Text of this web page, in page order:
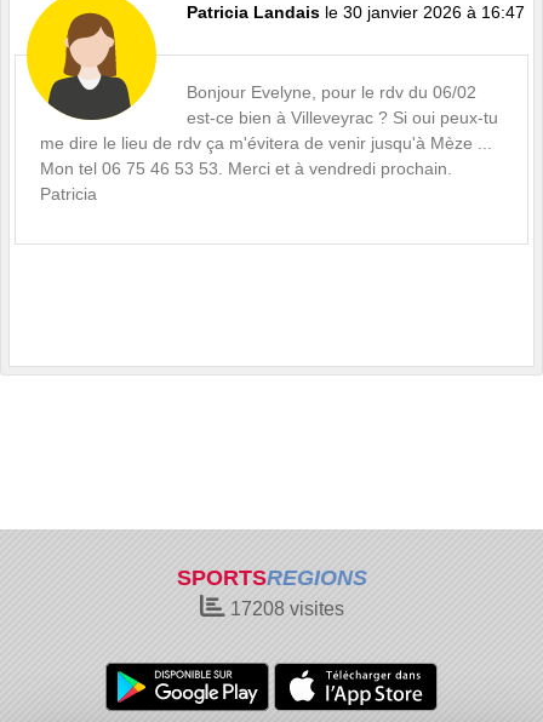
Patricia Landais le 30 janvier 2026 à 16:47
Bonjour Evelyne, pour le rdv du 06/02
est-ce bien à Villeveyrac ? Si oui peux-tu
me dire le lieu de rdv ça m'évitera de venir jusqu'à Mèze ...
Mon tel 06 75 46 53 53. Merci et à vendredi prochain.
Patricia
SPORTSREGIONS
17208visites